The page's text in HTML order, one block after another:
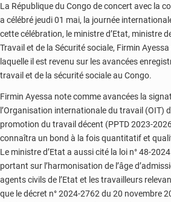
La République du Congo de concert avec la
a célébré jeudi 01 mai, la journée
cette célébration, le ministre d’Etat, ministre
Travail et de la Sécurité sociale, Firmin
laquelle il est revenu sur les avancées
travail et de la sécurité sociale au Congo.
Firmin Ayessa note comme avancées la
l’Organisation internationale du travail (OIT)
promotion du travail décent (PPTD 2023-
connaîtra un bond à la fois quantitatif et
Le ministre d’Etat a aussi cité la loi n° 48-
portant sur l’harmonisation de l’âge
agents civils de l’Etat et les travailleurs
que le décret n° 2024-2762 du 20 novembre